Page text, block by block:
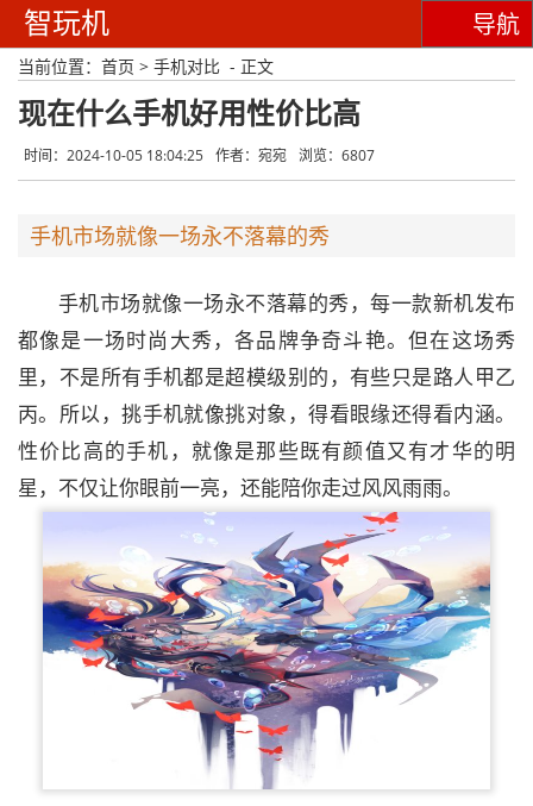
智玩机 导航
当前位置： 首页 > 手机对比 - 正文
现在什么手机好用性价比高
时间：2024-10-05 18:04:25 作者：宛宛 浏览：6807
手机市场就像一场永不落幕的秀
手机市场就像一场永不落幕的秀，每一款新机发布
都像是一场时尚大秀，各品牌争奇斗艳。但在这场秀
里，不是所有手机都是超模级别的，有些只是路人甲乙
丙。所以，挑手机就像挑对象，得看眼缘还得看内涵。
性价比高的手机，就像是那些既有颜值又有才华的明
星，不仅让你眼前一亮，还能陪你走过风风雨雨。